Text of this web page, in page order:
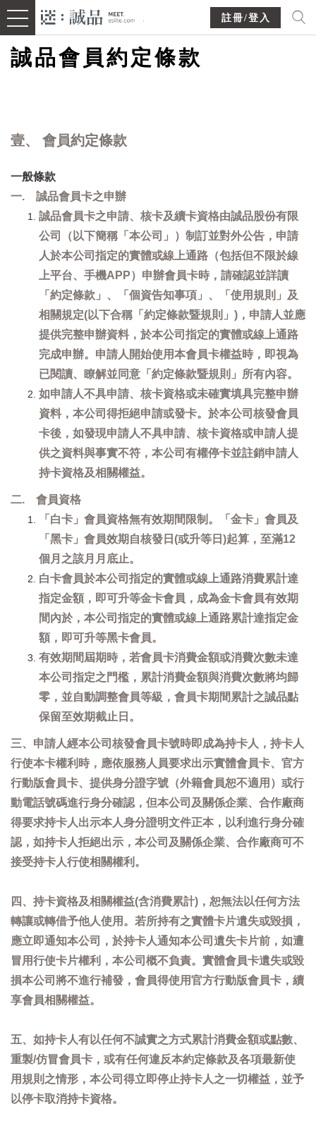
註冊/登入
誠品會員約定條款
壹、 會員約定條款
一般條款
一. 誠品會員卡之申辦
誠品會員卡之申請、核卡及續卡資格由誠品股份有限
公司（以下簡稱「本公司」）制訂並對外公告，申請
人於本公司指定的實體或線上通路（包括但不限於線
上平台、手機APP）申辦會員卡時，請確認並詳讀
「約定條款」、「個資告知事項」、「使用規則」及
相關規定(以下合稱「約定條款暨規則」)，申請人並應
提供完整申辦資料，於本公司指定的實體或線上通路
完成申辦。申請人開始使用本會員卡權益時，即視為
已閱讀、瞭解並同意「約定條款暨規則」所有內容。
如申請人不具申請、核卡資格或未確實填具完整申辦
資料，本公司得拒絕申請或發卡。於本公司核發會員
卡後，如發現申請人不具申請、核卡資格或申請人提
供之資料與事實不符，本公司有權停卡並註銷申請人
持卡資格及相關權益。
二. 會員資格
「白卡」會員資格無有效期間限制。「金卡」會員及
「黑卡」會員效期自核發日(或升等日)起算，至滿12
個月之該月月底止。
白卡會員於本公司指定的實體或線上通路消費累計達
指定金額，即可升等金卡會員，成為金卡會員有效期
間內於，本公司指定的實體或線上通路累計達指定金
額，即可升等黑卡會員。
有效期間屆期時，若會員卡消費金額或消費次數未達
本公司指定之門檻，累計消費金額與消費次數將均歸
零，並自動調整會員等級，會員卡期間累計之誠品點
保留至效期截止日。
三、申請人經本公司核發會員卡號時即成為持卡人，持卡人
行使本卡權利時，應依服務人員要求出示實體會員卡、官方
行動版會員卡、提供身分證字號（外籍會員恕不適用）或行
動電話號碼進行身分確認，但本公司及關係企業、合作廠商
得要求持卡人出示本人身分證明文件正本，以利進行身分確
認，如持卡人拒絕出示，本公司及關係企業、合作廠商可不
接受持卡人行使相關權利。
四、持卡資格及相關權益(含消費累計)，恕無法以任何方法
轉讓或轉借予他人使用。若所持有之實體卡片遺失或毀損，
應立即通知本公司，於持卡人通知本公司遺失卡片前，如遭
冒用行使卡片權利，本公司概不負責。實體會員卡遺失或毀
損本公司將不進行補發，會員得使用官方行動版會員卡，續
享會員相關權益。
五、如持卡人有以任何不誠實之方式累計消費金額或點數、
重製/仿冒會員卡，或有任何違反本約定條款及各項最新使
用規則之情形，本公司得立即停止持卡人之一切權益，並予
以停卡取消持卡資格。